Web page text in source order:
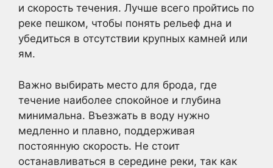
и скорость течения. Лучше всего пройтись по
реке пешком, чтобы понять рельеф дна и
убедиться в отсутствии крупных камней или
ям.
Важно выбирать место для брода, где
течение наиболее спокойное и глубина
минимальна. Въезжать в воду нужно
медленно и плавно, поддерживая
постоянную скорость. Не стоит
останавливаться в середине реки, так как